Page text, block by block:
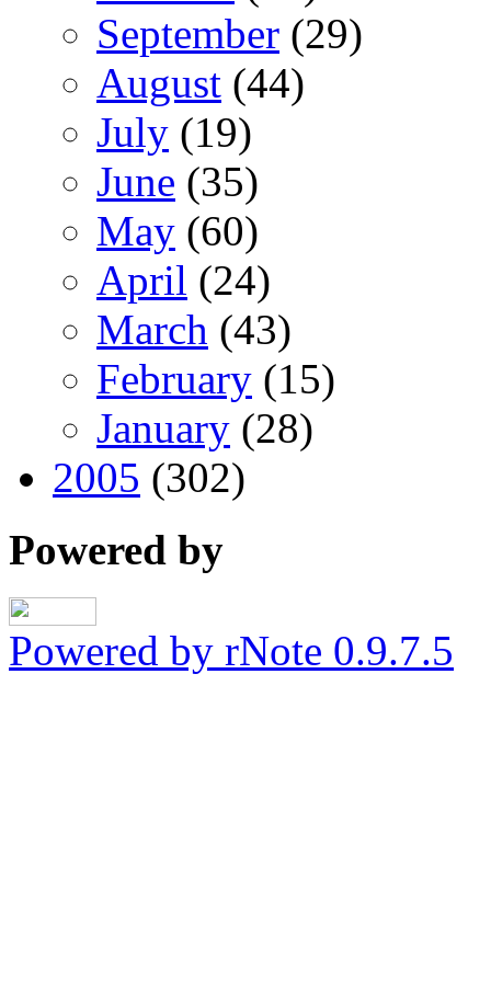
September (29)
August (44)
July (19)
June (35)
May (60)
April (24)
March (43)
February (15)
January (28)
2005 (302)
Powered by
Powered by rNote 0.9.7.5